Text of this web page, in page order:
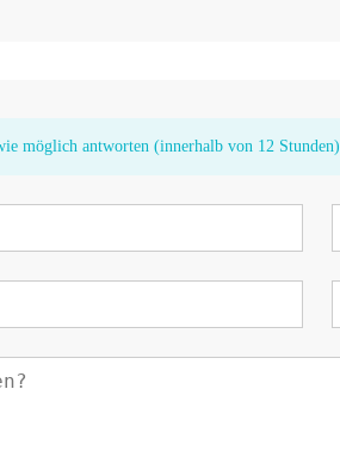
möglich antworten (innerhalb von 12 Stunden)